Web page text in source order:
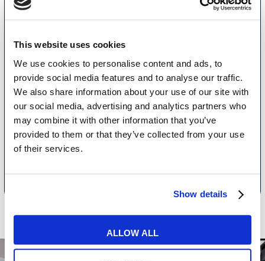
This website uses cookies
We use cookies to personalise content and ads, to
provide social media features and to analyse our traffic.
We also share information about your use of our site with
our social media, advertising and analytics partners who
may combine it with other information that you’ve
provided to them or that they’ve collected from your use
of their services.
Show details
ALLOW ALL
Ayant plus de 16 ans, je déclare avoir été informé et je consens au
traitement de mes données personnelles conformément à la
politique de confidentialité.
J’accepte de recevoir des communications commerciales et
promotionnelles relatives aux produits et services de la marque MyES